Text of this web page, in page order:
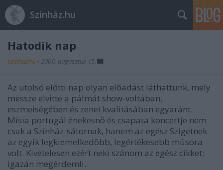
Színház.hu
Hatodik nap
szinhazhu • 2006. augusztus 15.
Az utolsó elõtti nap olyan elõadást láthattunk, mely
messze elvitte a pálmát show-voltában,
eszmeiségében és zenei kvalitásában egyaránt.
Mísia portugál énekesnõ és csapata koncertje nem
csak a Színház-sátornak, hanem az egész Szigetnek
az egyik legkiemelkedõbb, legértékesebb mûsora
volt. Kivételesen ezért neki szánom az egész cikket;
igazán megérdemli.